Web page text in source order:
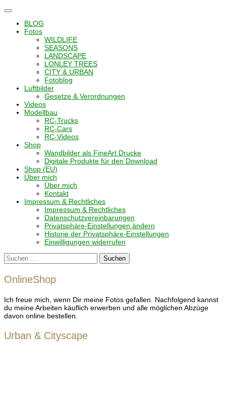
Navigation
umschalten
BLOG
Fotos
WILDLIFE
SEASONS
LANDSCAPE
LONLEY TREES
CITY & URBAN
Fotoblog
Luftbilder
Gesetze & Verordnungen
Videos
Modellbau
RC-Trucks
RC-Cars
RC-Videos
Shop
Wandbilder als FineArt Drucke
Digitale Produkte für den Download
Shop (EU)
Über mich
Über mich
Kontakt
Impressum & Rechtliches
Impressum & Rechtliches
Datenschutzvereinbarungen
Privatsphäre-Einstellungen ändern
Historie der Privatsphäre-Einstellungen
Einwilligungen widerrufen
Suchen
nach:
OnlineShop
Ich freue mich, wenn Dir meine Fotos gefallen. Nachfolgend kannst
du meine Arbeiten käuflich erwerben und alle möglichen Abzüge
davon online bestellen.
Urban & Cityscape